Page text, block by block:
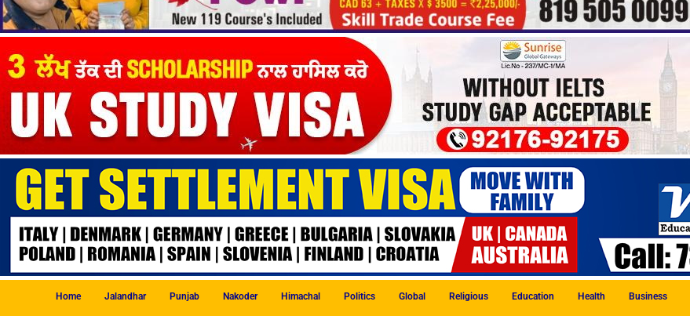
Home Jalandhar Punjab Nakoder Himachal Politics Global Religious Education Health Business